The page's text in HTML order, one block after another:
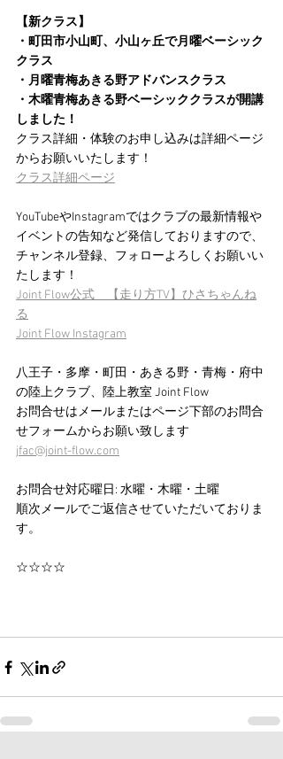
【新クラス】
・町田市小山町、小山ヶ丘で月曜ベーシック
クラス
・月曜青梅あきる野アドバンスクラス
・木曜青梅あきる野ベーシッククラスが開講
しました！
クラス詳細・体験のお申し込みは詳細ページ
からお願いいたします！
クラス詳細ページ
YouTubeやInstagramではクラブの最新情報や
イベントの告知など発信しておりますので、
チャンネル登録、フォローよろしくお願いい
たします！
Joint Flow公式　【走り方TV】ひさちゃんね
る
Joint Flow Instagram
八王子・多摩・町田・あきる野・青梅・府中
の陸上クラブ、陸上教室 Joint Flow
お問合せはメールまたはページ下部のお問合
せフォームからお願い致します
jfac@joint-flow.com
お問合せ対応曜日: 水曜・木曜・土曜
順次メールでご返信させていただいておりま
す。
☆☆☆☆